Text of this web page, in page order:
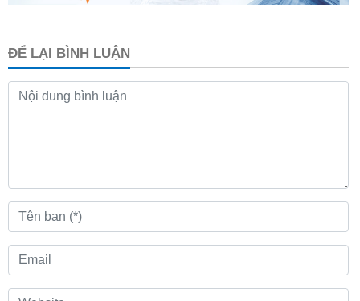
ĐỂ LẠI BÌNH LUẬN